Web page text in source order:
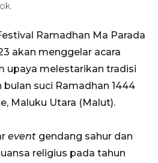
Ramadhan Ma Parada
akan menggelar acara
upaya melestarikan tradisi
suci Ramadhan 1444
Maluku Utara (Malut).
event gendang sahur dan
religius pada tahun